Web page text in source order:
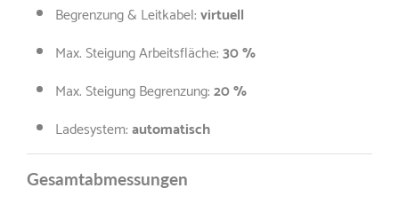
Begrenzung & Leitkabel:virtuell
Max. Steigung Arbeitsfläche:30 %
Max. Steigung Begrenzung:20%
Ladesystem:automatisch
Gesamtabmessungen